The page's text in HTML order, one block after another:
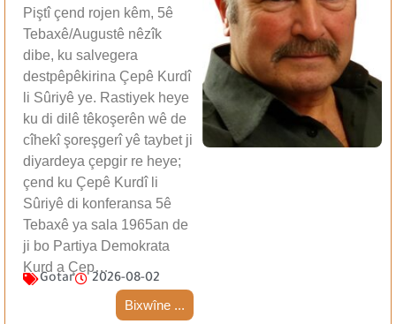
Piştî çend rojen kêm, 5ê
Tebaxê/Augustê nêzîk
dibe, ku salvegera
destpêpêkirina Çepê Kurdî
li Sûriyê ye. Rastiyek heye
ku di dilê têkoşerên wê de
cîhekî şoreşgerî yê taybet ji
diyardeya çepgir re heye;
çend ku Çepê Kurdî li
Sûriyê di konferansa 5ê
Tebaxê ya sala 1965an de
ji bo Partiya Demokrata
Kurd a Çep…
Gotar 2026-08-02
Bixwîne ...